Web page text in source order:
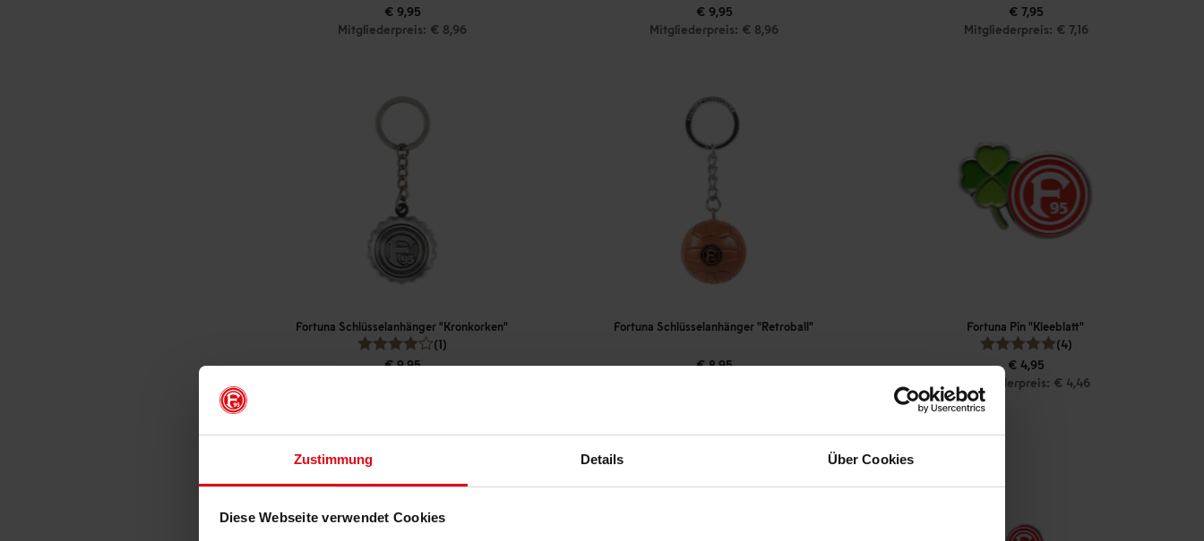
Zustimmung Details Über Cookies
Diese Webseite verwendet Cookies
€ 9,95
Mitgliederpreis: € 8,96
€ 9,95
Mitgliederpreis: € 8,96
€ 7,95
Mitgliederpreis: € 7,16
Fortuna Schlüsselanhänger "Kronkorken"
(1)
€ 9,95
Fortuna Schlüsselanhänger "Retroball"
€ 8,95
Fortuna Pin "Kleeblatt"
(4)
€ 4,95
Mitgliederpreis: € 4,46